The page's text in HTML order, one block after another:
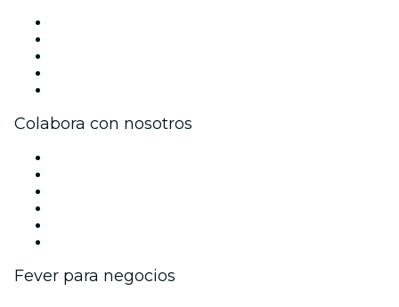
Colabora con nosotros
Fever para negocios